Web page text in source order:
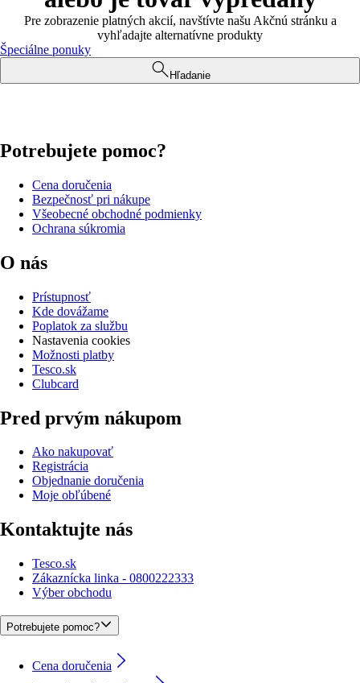
Pre zobrazenie platných akcií, navštívte našu Akčnú stránku a
vyhľadajte alternatívne produkty
Špeciálne ponuky
Hľadanie
Potrebujete pomoc?
Cena doručenia
Bezpečnosť pri nákupe
Všeobecné obchodné podmienky
Ochrana súkromia
O nás
Prístupnosť
Kde dovážame
Poplatok za službu
Nastavenia cookies
Možnosti platby
Tesco.sk
Clubcard
Pred prvým nákupom
Ako nakupovať
Registrácia
Objednanie doručenia
Moje obľúbené
Kontaktujte nás
Tesco.sk
Zákaznícka linka - 0800222333
Výber obchodu
Potrebujete pomoc?
Cena doručenia